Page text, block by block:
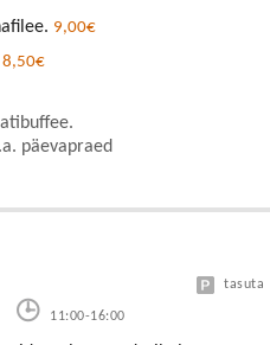
9,00€
8,50€
päevapraed
11:00-16:00
tasuta